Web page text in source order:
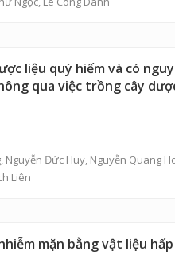
liệu quý hiếm và có
qua việc trồng cây
Nguyễn Đức Huy, Nguyễn Quang
Liên
mặn bằng vật liệu